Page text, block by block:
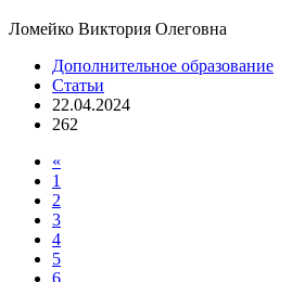
Ломейко Виктория Олеговна
Дополнительное образование
Статьи
22.04.2024
262
«
1
2
3
4
5